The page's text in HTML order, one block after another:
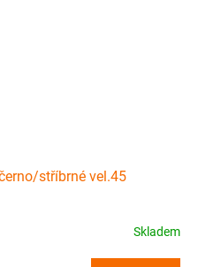
stříbrné vel.45
Skladem